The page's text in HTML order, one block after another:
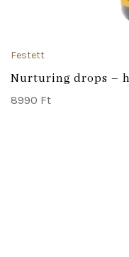
Festett
Nurturing drops –
8990 Ft